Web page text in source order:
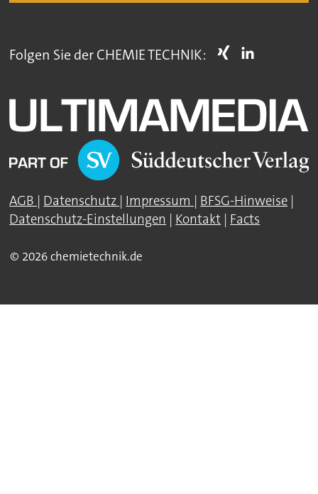
Folgen Sie der CHEMIE TECHNIK:
AGB | Datenschutz | Impressum | BFSG-Hinweise |
Datenschutz-Einstellungen | Kontakt | Facts
© 2026 chemietechnik.de